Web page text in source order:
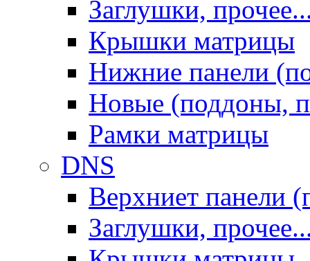
Заглушки,
Крышки матрицы
Нижние панели
Новые (поддоны,
Рамки матрицы
DNS
Верхниет панели
Заглушки,